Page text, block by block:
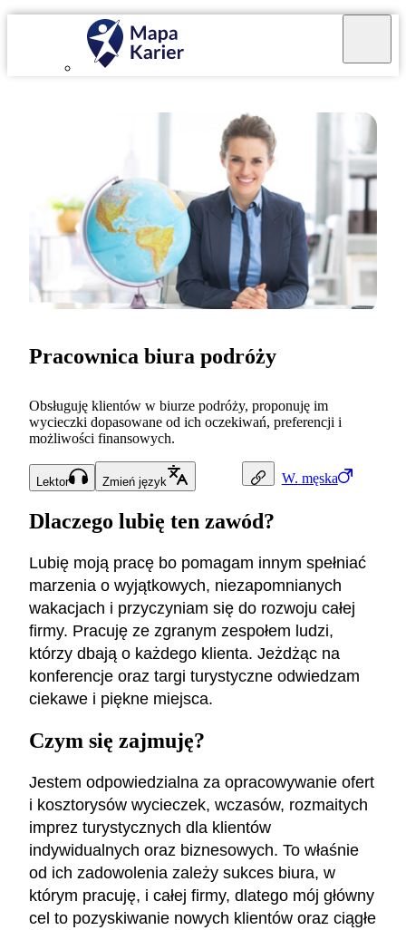
W. męska
Pracownica biura podróży
Obsługuję klientów w biurze podróży, proponuję im
wycieczki dopasowane od ich oczekiwań, preferencji i
możliwości finansowych.
Lektor Zmień język
Dlaczego lubię ten zawód?
Lubię moją pracę bo pomagam innym spełniać
marzenia o wyjątkowych, niezapomnianych
wakacjach i przyczyniam się do rozwoju całej
firmy. Pracuję ze zgranym zespołem ludzi,
którzy dbają o każdego klienta. Jeżdżąc na
konferencje oraz targi turystyczne odwiedzam
ciekawe i piękne miejsca.
Czym się zajmuję?
Jestem odpowiedzialna za opracowywanie ofert
i kosztorysów wycieczek, wczasów, rozmaitych
imprez turystycznych dla klientów
indywidualnych oraz biznesowych. To właśnie
od ich zadowolenia zależy sukces biura, w
którym pracuję, i całej firmy, dlatego mój główny
cel to pozyskiwanie nowych klientów oraz ciągłe